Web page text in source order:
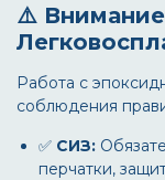
⚠️
Работа с
соблюдения
✅ СИЗ:
перчатки,